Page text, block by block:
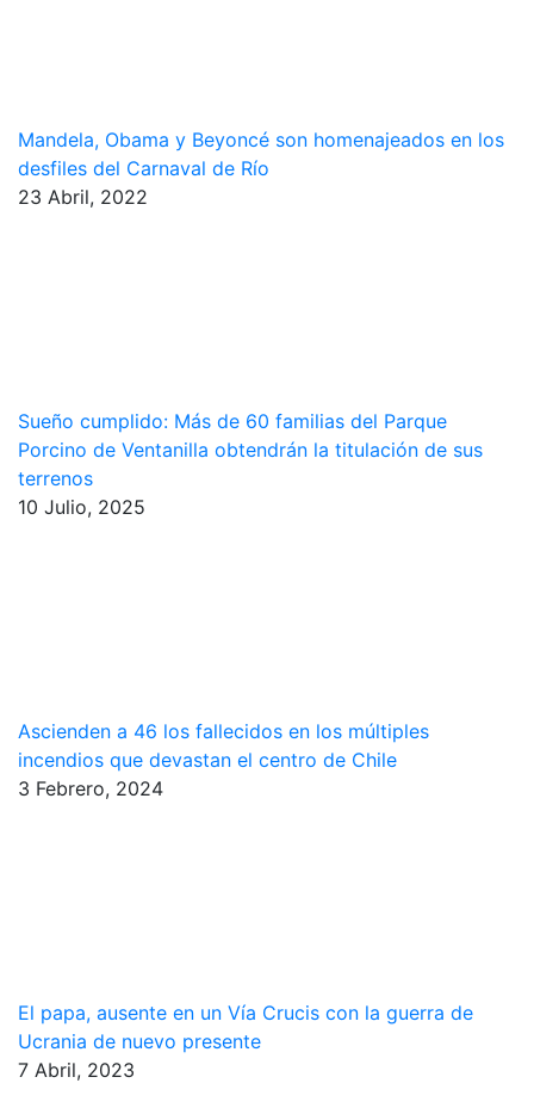
Mandela, Obama y Beyoncé son homenajeados en los
desfiles del Carnaval de Río
23 Abril, 2022
Sueño cumplido: Más de 60 familias del Parque
Porcino de Ventanilla obtendrán la titulación de sus
terrenos
10 Julio, 2025
Ascienden a 46 los fallecidos en los múltiples
incendios que devastan el centro de Chile
3 Febrero, 2024
El papa, ausente en un Vía Crucis con la guerra de
Ucrania de nuevo presente
7 Abril, 2023